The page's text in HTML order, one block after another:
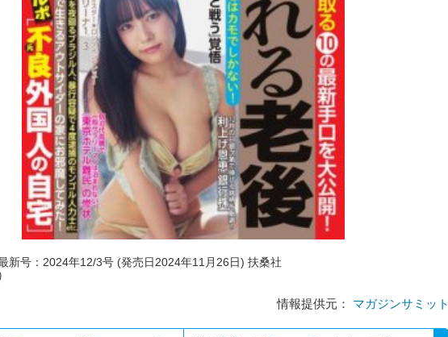
新号：2024年12/3号 (発売日2024年11月26日) 扶桑社
情報提供元： マガジンサミット